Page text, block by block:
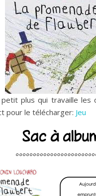
plus qui travaille
pour le télécharger: Jeu